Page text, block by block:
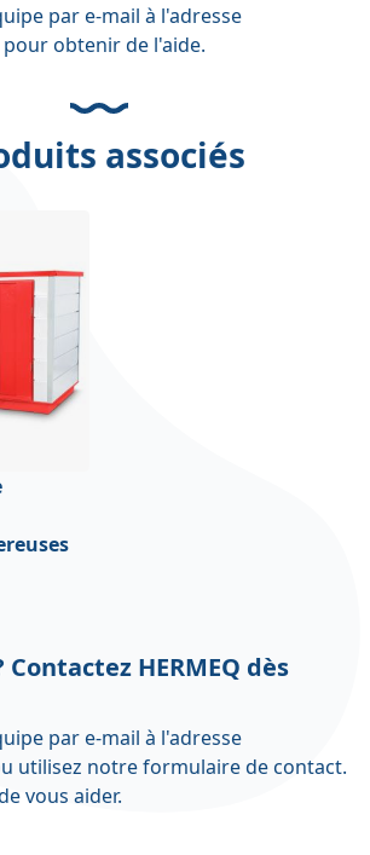
par e-mail à l'adresse
pour obtenir de l'aide.
associés
HERMEQ dès
par e-mail à l'adresse
utilisez notreformulaire de contact.
vous aider.